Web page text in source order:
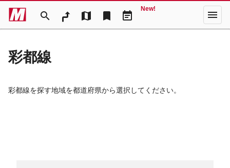
search map bookmark event_note
New! menu
彩都線
彩都線を探す地域を都道府県から選択してください。